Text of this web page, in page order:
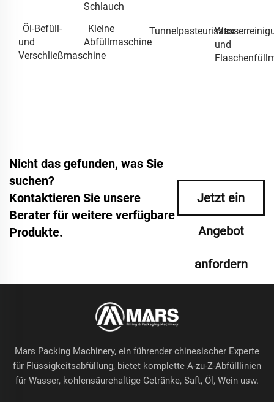
Schlauch
Öl-Befüll-
und
Verschließmaschine
Kleine
Abfüllmaschine
Tunnelpasteurisator
und
Nicht das gefunden, was Sie
suchen?
Kontaktieren Sie unsere
Berater für weitere verfügbare
Produkte.
Jetzt ein
Angebot
anfordern
Mars Packing Machinery, ein führender chinesischer Experte
für Flüssigkeitsabfüllung, bietet komplette A-zu-Z-Abfülllinien
für Wasser, kohlensäurehaltige Getränke, Saft, Öl, Wein usw.